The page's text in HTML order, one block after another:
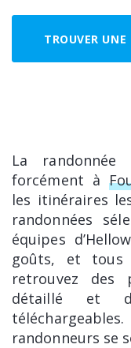
TROUVER
La
forcément à
les itinéraires
randonnées
équipes
goûts, et tous
retrouvez des
détaillé et
randonneurs se